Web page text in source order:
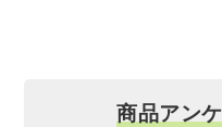
商品アン